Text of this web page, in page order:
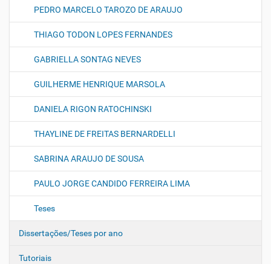
PEDRO MARCELO TAROZO DE ARAUJO
THIAGO TODON LOPES FERNANDES
GABRIELLA SONTAG NEVES
GUILHERME HENRIQUE MARSOLA
DANIELA RIGON RATOCHINSKI
THAYLINE DE FREITAS BERNARDELLI
SABRINA ARAUJO DE SOUSA
PAULO JORGE CANDIDO FERREIRA LIMA
Teses
Dissertações/Teses por ano
Tutoriais